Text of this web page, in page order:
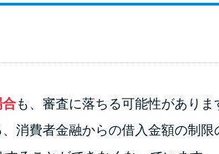
合も、審査に落ちる可能性がありま
消費者金融からの借入金額の制